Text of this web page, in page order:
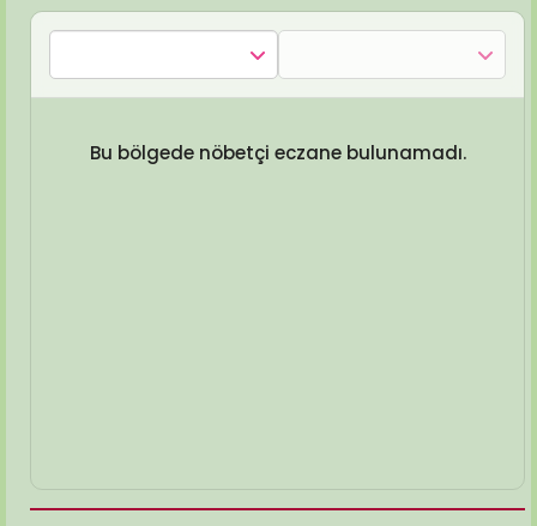
Bu bölgede nöbetçi eczane bulunamadı.